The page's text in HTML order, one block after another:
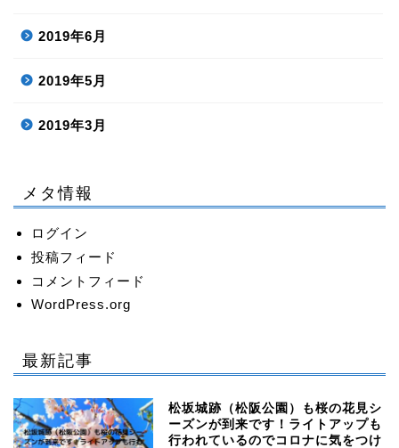
2019年6月
2019年5月
2019年3月
メタ情報
ログイン
投稿フィード
コメントフィード
WordPress.org
最新記事
松坂城跡（松阪公園）も桜の花見シ
ーズンが到来です！ライトアップも
行われているのでコロナに気をつけ